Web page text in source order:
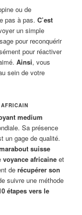
ou de
pas à pas.C’est
un simple
pour reconquérir
pour réactiver
Ainsi, vous
sein de votre
medium
Sa présence
un gage de qualité.
suisse
voyance africaine et
derécupérer son
suivre une méthode
étapes vers le